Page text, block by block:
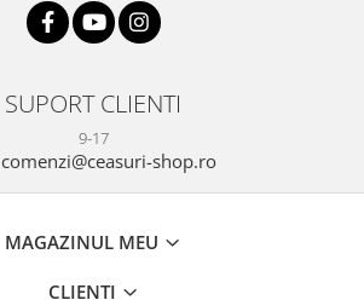
SUPORT CLIENTI
9-17
comenzi@ceasuri-shop.ro
MAGAZINUL MEU
CLIENTI